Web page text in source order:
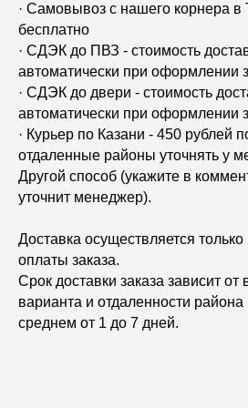
· Самовывоз с нашего корнера
бесплатно
· СДЭК до ПВЗ - стоимость
автоматически при оформлении
· СДЭК до двери - стоимость
автоматически при оформлении
· Курьер по Казани - 450 рублей
отдаленные районы уточнять у
Другой способ (укажите в
уточнит менеджер).
Доставка осуществляется
оплаты заказа.
Срок доставки заказа зависит
варианта и отдаленности
среднем от 1 до 7 дней.